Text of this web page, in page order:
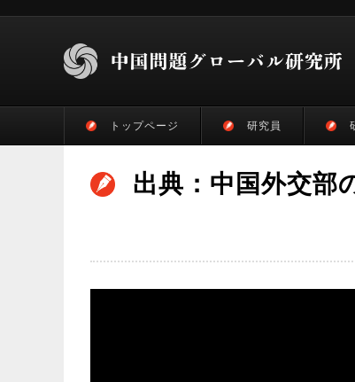
トップページ 研究員
出典：中国外交部